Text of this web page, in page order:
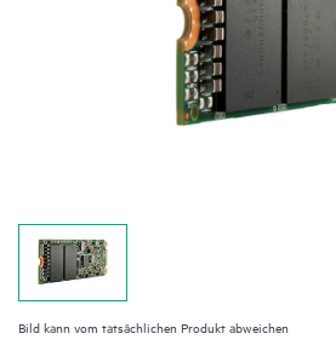
Bild kann vom tatsächlichen Produkt abweichen